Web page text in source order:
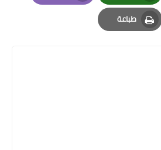
Whatsapp
Email
طباعة
Print